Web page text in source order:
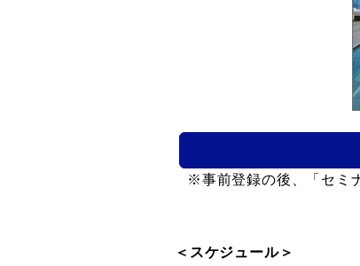
※事前登録の後、「セミ
＜スケジュール＞